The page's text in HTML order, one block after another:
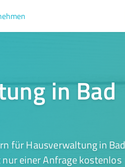
in Bad
für Hausverwaltung in Bad
einer Anfrage kostenlos